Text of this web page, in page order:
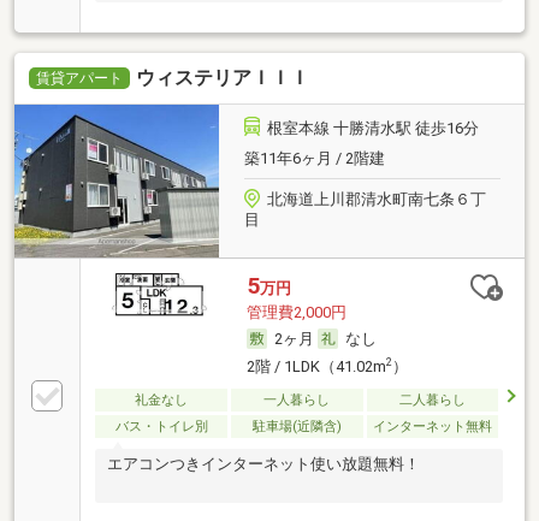
賃貸アパート ウィステリアＩＩＩ
根室本線 十勝清水駅 徒歩16分
築11年6ヶ月 / 2階建
北海道上川郡清水町南七条６丁
目
5万円
管理費2,000円
2ヶ月
なし
2階 / 1LDK（41.02m2）
礼金なし 一人暮らし
二人暮らし
バス・トイレ別
駐車場(近隣含) インターネット無料
エアコンつきインターネット使い放題無料！